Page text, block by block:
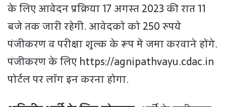
के लिए आवेदन प्रक्रिया 17 अगस्त 2023 की रात 11
बजे तक जारी रहेगी. आवेदकों को 250 रुपये
पंजीकरण व परीक्षा शुल्क के रूप में जमा करवाने होंगे.
पंजीकरण के लिए https://agnipathvayu.cdac.in
पोर्टल पर लॉग इन करना होगा.